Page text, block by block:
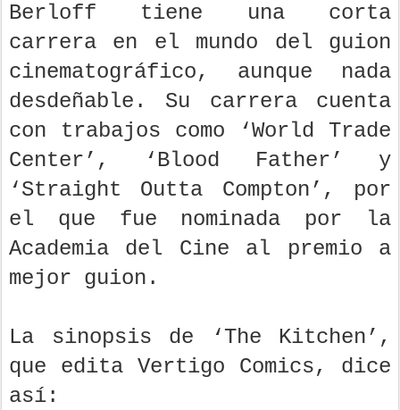
Berloff tiene una corta
carrera en el mundo del guion
cinematográfico, aunque nada
desdeñable. Su carrera cuenta
con trabajos como ‘World Trade
Center’, ‘Blood Father’ y
‘Straight Outta Compton’, por
el que fue nominada por la
Academia del Cine al premio a
mejor guion.
La sinopsis de ‘The Kitchen’,
que edita Vertigo Comics, dice
así: